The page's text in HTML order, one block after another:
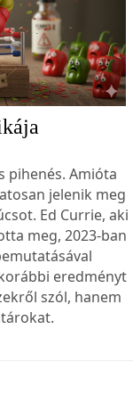
pihenés. Amióta
jelenik meg
Ed Currie, aki
meg, 2023-ban
eredményt
szól, hanem